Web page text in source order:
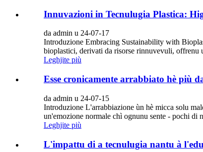
Innuvazioni in Tecnulugia Plastica:
da admin u 24-07-17
Introduzione Embracing Sustainability with
bioplastici, derivati ​​da risorse rinnuvevuli, offrenu
Leghjite più
Esse cronicamente arrabbiato hè più
da admin u 24-07-15
Introduzione L'arrabbiazione ùn hè micca solu
un'emozione normale chì ognunu sente - pochi di
Leghjite più
L'impattu di a tecnulugia nantu à